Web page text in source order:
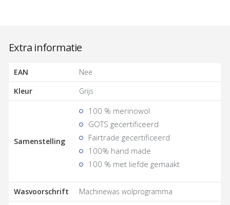
Extra informatie
EAN
Nee
Kleur
Grijs
Samenstelling
100 % merinowol
GOTS gecertificeerd
Fairtrade gecertificeerd
100% hand made
100 % met liefde gemaakt
Wasvoorschrift Machinewas wolprogramma